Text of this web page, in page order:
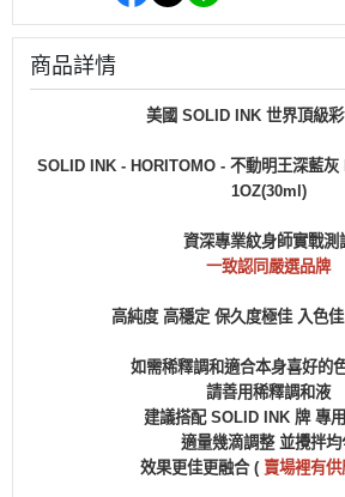
商品詳情
美國 SOLID INK 世界頂級
SOLID INK - HORITOMO - 不動明王深藍
1OZ(30ml)
資深專業紋身師實戰測
一致認同嚴選品牌
高純度 高穩定 保久度極佳 入色
如需稀釋調和適合本身喜好的
請善用稀釋調和液
建議搭配 SOLID INK 牌 專
適量幾滴調整 並攪拌均
效果更佳更融合 ( 賣場裡有